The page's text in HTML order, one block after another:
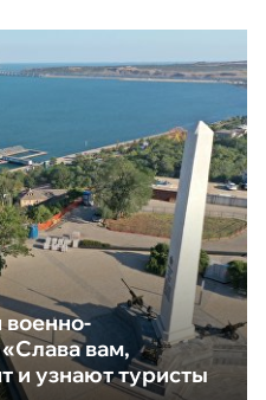
вам,
и узнают туристы